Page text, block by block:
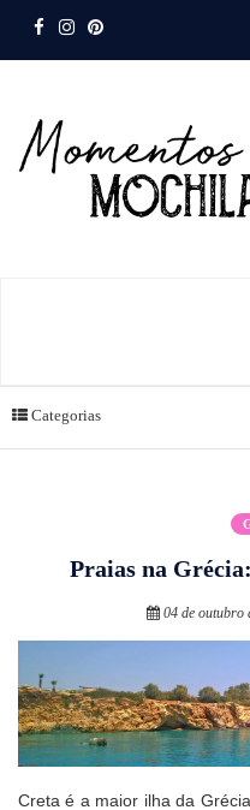
Categorias
Praias na
04 de outubro
Creta é a maior ilha da